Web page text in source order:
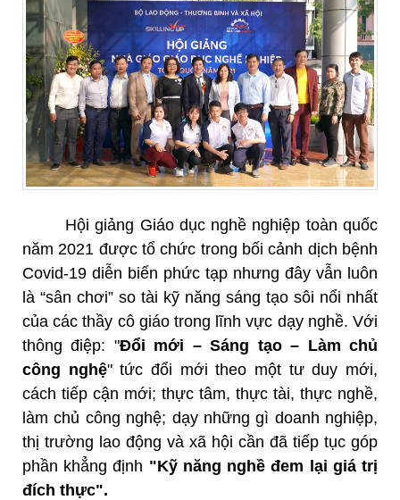
Hội giảng Giáo dục nghề nghiệp toàn quốc
năm 2021 được tổ chức trong bối cảnh dịch bệnh
Covid-19 diễn biến phức tạp nhưng đây vẫn luôn
là “sân chơi” so tài kỹ năng sáng tạo sôi nổi nhất
của các thầy cô giáo trong lĩnh vực dạy nghề. Với
thông điệp: "Đổi mới – Sáng tạo – Làm chủ
công nghệ" tức đổi mới theo một tư duy mới,
cách tiếp cận mới; thực tâm, thực tài, thực nghề,
làm chủ công nghệ; dạy những gì doanh nghiệp,
thị trường lao động và xã hội cần đã tiếp tục góp
phần khẳng định "Kỹ năng nghề đem lại giá trị
đích thực".